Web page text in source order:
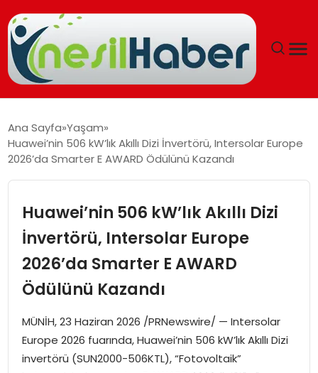
GÜNCEL
EĞITIM
SOSYAL HABER
EKONOMI
Ana Sayfa Yaşam
Huawei’nin 506 kW’lık Akıllı Dizi İnvertörü, Intersolar Europe
2026’da Smarter E AWARD Ödülünü Kazandı
Huawei’nin 506 kW’lık Akıllı Dizi
İnvertörü, Intersolar Europe
2026’da Smarter E AWARD
Ödülünü Kazandı
MÜNİH, 23 Haziran 2026 /PRNewswire/ — Intersolar
Europe 2026 fuarında, Huawei’nin 506 kW’lık Akıllı Dizi
invertörü (SUN2000-506KTL), “Fotovoltaik”